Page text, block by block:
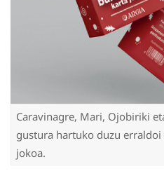
Caravinagre, Mari, Ojobiriki
gustura hartuko duzu
jokoa.